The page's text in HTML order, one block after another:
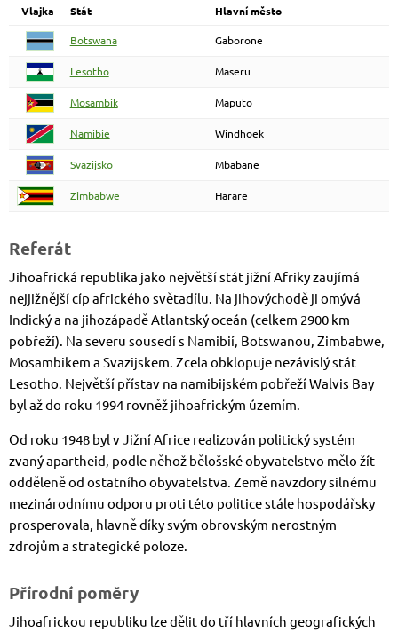
Vlajka Stát Hlavní město
Botswana Gaborone
Lesotho Maseru
Mosambik Maputo
Namibie Windhoek
Svazijsko Mbabane
Zimbabwe Harare
Referát
Jihoafrická republika jako největší stát jižní Afriky zaujímá
nejjižnější cíp afrického světadílu. Na jihovýchodě ji omývá
Indický a na jihozápadě Atlantský oceán (celkem 2900 km
pobřeží). Na severu sousedí s Namibií, Botswanou, Zimbabwe,
Mosambikem a Svazijskem. Zcela obklopuje nezávislý stát
Lesotho. Největší přístav na namibijském pobřeží Walvis Bay
byl až do roku 1994 rovněž jihoafrickým územím.
Od roku 1948 byl v Jižní Africe realizován politický systém
zvaný apartheid, podle něhož bělošské obyvatelstvo mělo žít
odděleně od ostatního obyvatelstva. Země navzdory silnému
mezinárodnímu odporu proti této politice stále hospodářsky
prosperovala, hlavně díky svým obrovským nerostným
zdrojům a strategické poloze.
Přírodní poměry
Jihoafrickou republiku lze dělit do tří hlavních geografických